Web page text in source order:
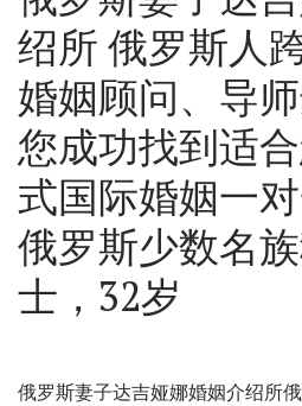
绍所 俄罗斯人
婚姻顾问、导
您成功找到适
式国际婚姻一
俄罗斯少数名
士，32岁
俄罗斯妻子达吉娅娜婚姻介绍所